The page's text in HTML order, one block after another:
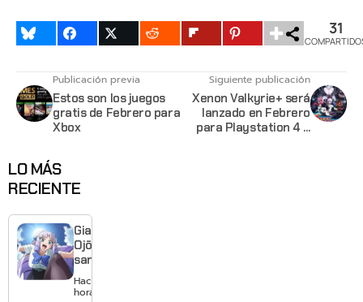
31
Publicación previa
Estos son los juegos
gratis de Febrero para
Xbox
Siguiente publicación
Xenon Valkyrie+ será
lanzado en Febrero
para Playstation 4 y
LO MÁS
RECIENTE
Giant
Ojō-
sama
revela
visual y
Hace 23
horas